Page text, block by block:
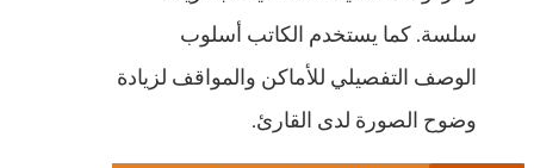
سلسة. كما يستخدم الكاتب أسلوب
الوصف التفصيلي للأماكن والمواقف لزيادة
وضوح الصورة لدى القارئ.